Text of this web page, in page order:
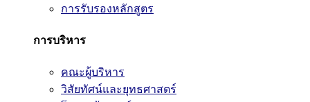
การรับรองหลักสูตร
การบริหาร
คณะผู้บริหาร
วิสัยทัศน์และยุทธศาสตร์